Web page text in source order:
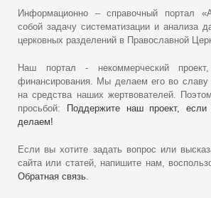
Информационно – справочный портал
собой задачу систематизации и анализа
церковных разделений в Православной
Наш портал - некоммерческий
финансирования. Мы делаем его во
на средства наших жертвователей.
просьбой:
Поддержите наш проект,
делаем!
Если вы хотите задать вопрос или
сайта или статей, напишите нам,
Обратная связь.